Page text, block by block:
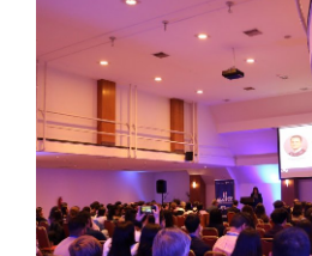
Estudiantes
Académicos
Funcionarios
Alumni